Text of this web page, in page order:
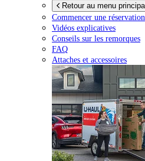
Retour au menu principal
Commencer une réservation
Vidéos explicatives
Conseils sur les remorques
FAQ
Attaches et accessoires